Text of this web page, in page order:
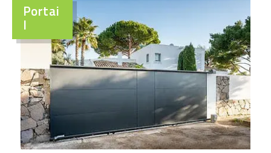
Portai
l